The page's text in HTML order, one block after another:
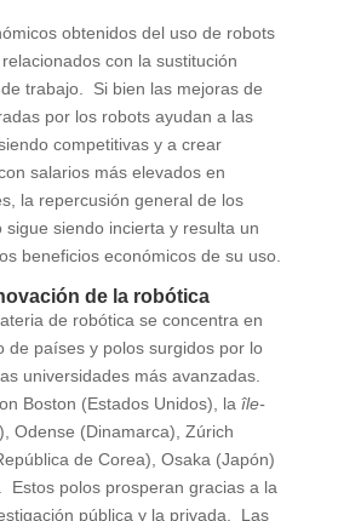
obtenidos del uso de robots
con la sustitución
trabajo. Si bien las mejoras de
por los robots ayudan a las
competitivas y a crear
salarios más elevados en
la repercusión general de los
sigue siendo incierta y resulta un
beneficios económicos de su uso.
de la robótica
de robótica se concentra en
de países y polos surgidos por lo
universidades más avanzadas.
Boston (Estados Unidos), la île-
Odense (Dinamarca), Zúrich
de Corea), Osaka (Japón)
Estos polos prosperan gracias a la
pública y la privada. Las